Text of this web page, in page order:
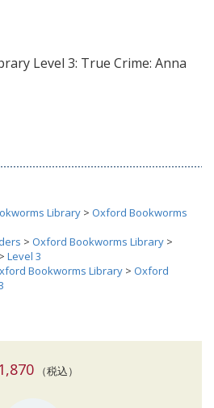
Level 3: True Crime: Anna
Library > Oxford Bookworms
> Oxford Bookworms Library >
> Level 3
Bookworms Library > Oxford
（税込）